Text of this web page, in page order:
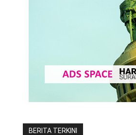
BERITA TERKINI